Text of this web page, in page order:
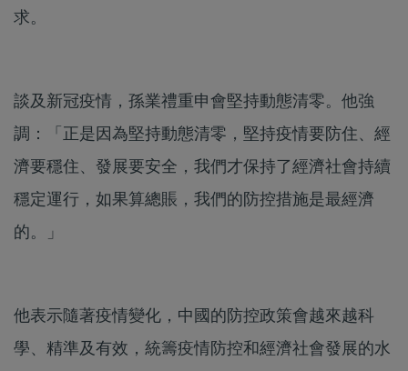
求。
談及新冠疫情，孫業禮重申會堅持動態清零。他強
調：「正是因為堅持動態清零，堅持疫情要防住、經
濟要穩住、發展要安全，我們才保持了經濟社會持續
穩定運行，如果算總賬，我們的防控措施是最經濟
的。」
他表示隨著疫情變化，中國的防控政策會越來越科
學、精準及有效，統籌疫情防控和經濟社會發展的水